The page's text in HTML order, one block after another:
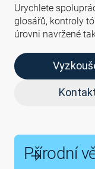
Urychlete
glosářů, kontroly
úrovni navržené
Přírodní